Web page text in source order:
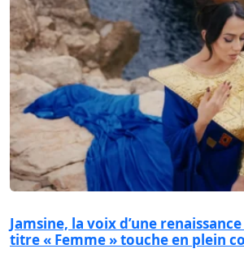
Jamsine, la voix d’une
titre « Femme » touche en plein